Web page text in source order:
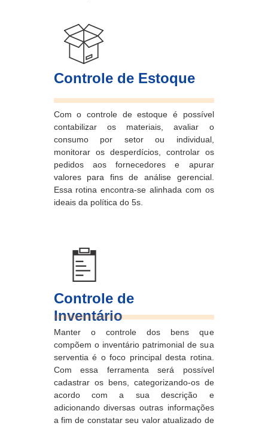
Controle de Estoque
Com o controle de estoque é possível
contabilizar os materiais, avaliar o
consumo por setor ou individual,
monitorar os desperdícios, controlar os
pedidos aos fornecedores e apurar
valores para fins de análise gerencial.
Essa rotina encontra-se alinhada com os
ideais da política do 5s.
Controle de
Inventário
Manter o controle dos bens que
compõem o inventário patrimonial de sua
serventia é o foco principal desta rotina.
Com essa ferramenta será possível
cadastrar os bens, categorizando-os de
acordo com a sua descrição e
adicionando diversas outras informações
a fim de constatar seu valor atualizado de